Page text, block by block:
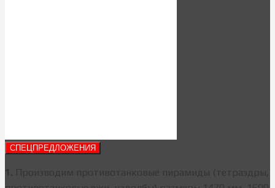
СПЕЦПРЕДЛОЖЕНИЯ
Производим противотанковые пирамиды (тетраэдры,